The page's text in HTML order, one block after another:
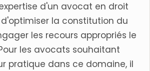
d'un avocat en droit
la constitution du
les recours appropriés le
les avocats souhaitant
pratique dans ce domaine, il